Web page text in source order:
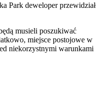
Park deweloper przewidział
musieli poszukiwać
miejsce postojowe w
niekorzystnymi warunkami